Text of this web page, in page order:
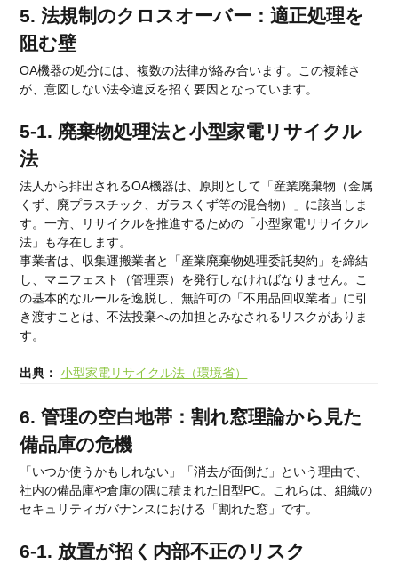
5. 法規制のクロスオーバー：適正処理を
阻む壁
OA機器の処分には、複数の法律が絡み合います。この複雑さ
が、意図しない法令違反を招く要因となっています。
5-1. 廃棄物処理法と小型家電リサイクル
法
法人から排出されるOA機器は、原則として「産業廃棄物（金属
くず、廃プラスチック、ガラスくず等の混合物）」に該当しま
す。一方、リサイクルを推進するための「小型家電リサイクル
法」も存在します。
事業者は、収集運搬業者と「産業廃棄物処理委託契約」を締結
し、マニフェスト（管理票）を発行しなければなりません。こ
の基本的なルールを逸脱し、無許可の「不用品回収業者」に引
き渡すことは、不法投棄への加担とみなされるリスクがありま
す。
出典： 小型家電リサイクル法（環境省）
6. 管理の空白地帯：割れ窓理論から見た
備品庫の危機
「いつか使うかもしれない」「消去が面倒だ」という理由で、
社内の備品庫や倉庫の隅に積まれた旧型PC。これらは、組織の
セキュリティガバナンスにおける「割れた窓」です。
6-1. 放置が招く内部不正のリスク